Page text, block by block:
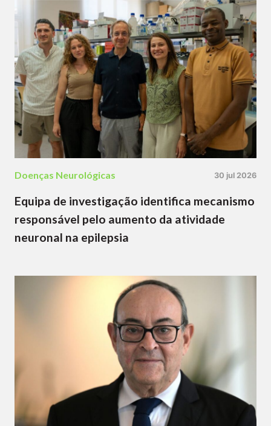
Doenças Neurológicas 30 jul 2026
Equipa de investigação identifica mecanismo
responsável pelo aumento da atividade
neuronal na epilepsia